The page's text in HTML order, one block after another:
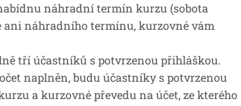
náhradní termín kurzu (sobota
ani náhradního termínu, kurzovné vám
tří účastníků s potvrzenou přihláškou.
naplněn, budu účastníky s potvrzenou
a kurzovné převedu na účet, ze kterého